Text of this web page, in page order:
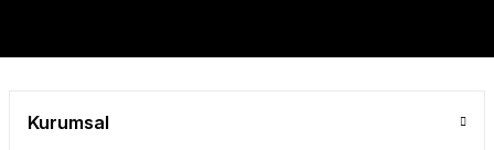
Kurumsal